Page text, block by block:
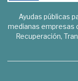
Ayudas públicas
medianas empresas
Recuperación,